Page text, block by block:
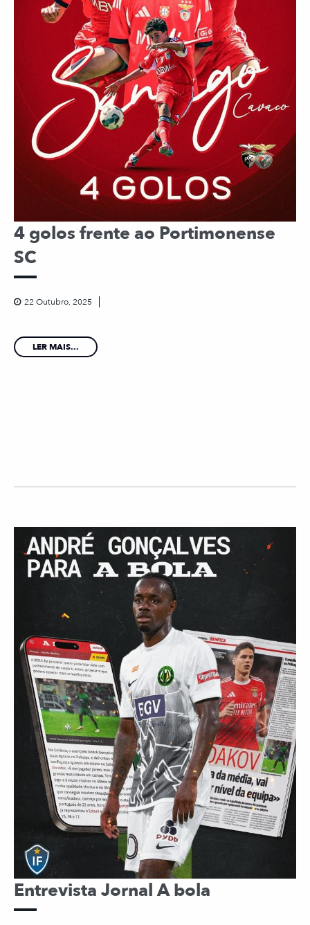
4 golos frente ao Portimonense
SC
22 Outubro, 2025
LER MAIS...
Entrevista Jornal A bola